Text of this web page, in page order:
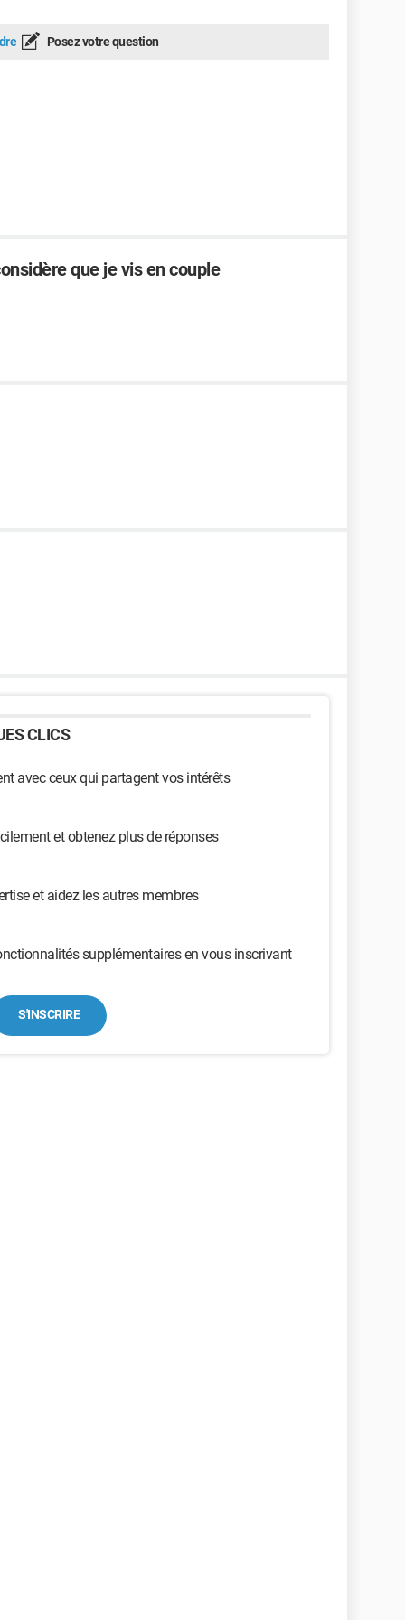
Posez votre question
que je vis en couple
CLICS
avec ceux qui partagent vos intérêts
et obtenez plus de réponses
et aidez les autres membres
supplémentaires en vous inscrivant
S'INSCRIRE